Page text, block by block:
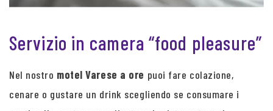
Servizio in camera “food pleasure”
Nel nostro motel Varese a ore puoi fare colazione,
cenare o gustare un drink scegliendo se consumare i